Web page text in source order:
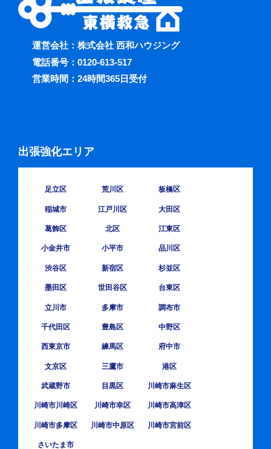
運営会社：株式会社 西和ハウジング
電話番号： 0120-613-517
営業時間：24時間365日受付
出張強化エリア
足立区 荒川区 板橋区
稲城市 江戸川区 大田区
葛飾区 北区 江東区
小金井市 小平市 品川区
渋谷区 新宿区 杉並区
墨田区 世田谷区 台東区
立川市 多摩市 調布市
千代田区 豊島区 中野区
西東京市 練馬区 府中市
文京区 三鷹市 港区
武蔵野市 目黒区 川崎市麻生区
川崎市川崎区 川崎市幸区 川崎市高津区
川崎市多摩区 川崎市中原区 川崎市宮前区
さいたま市